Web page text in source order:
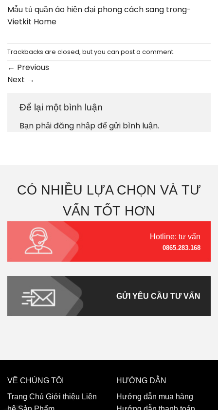
Mẫu tủ quần áo hiện đại phong cách sang trọng-
Vietkit Home
Trackbacks are closed, but you can post a comment.
← Previous
Next →
Để lại một bình luận
Bạn phảiđăng nhậpđể gửi bình luận.
CÓ NHIỀU LỰA CHỌN VÀ TƯ
VẤN TỐT HƠN
Hotline: tư vấn
0865.283.168
GỬI YÊU CẦU TƯ VẤN
VỀ CHÚNG TÔI
Trang Chủ Giới thiệu Liên
HƯỚNG DẪN
Hướng dẫn mua hàng